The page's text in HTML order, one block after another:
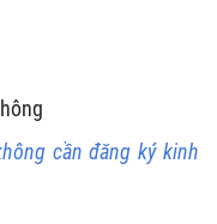
cần đăng ký kinh